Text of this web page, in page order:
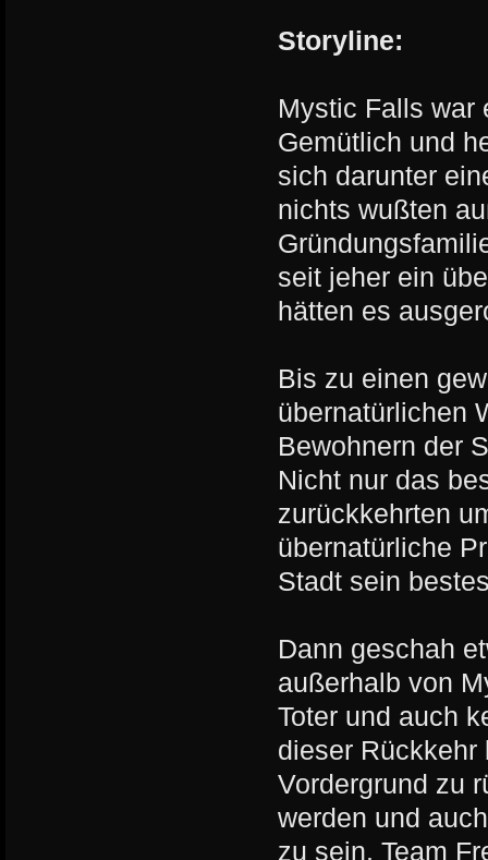
Storyline:
Mystic Falls war
Gemütlich und
sich darunter
nichts wußten
seit jeher ein
hätten es
Bis zu einen
übernatürlichen
Bewohnern der
Nicht nur das
zurückkehrten
übernatürliche
Stadt sein
Dann geschah
außerhalb von
Toter und auch
dieser Rückkehr
Vordergrund zu
werden und
zu sein. Team